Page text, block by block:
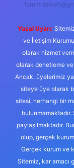
Yasal Uyarı:
ve İletişim
olarak hizmet
olarak denetleme
Ancak, üyelerimiz
siteye üye olarak
sitesi, herhangi bir
bulunmamaktadır.
paylaşılmaktadır.
olup, gerçek
Gerçek kurum ve
Sitemiz, kar amacı